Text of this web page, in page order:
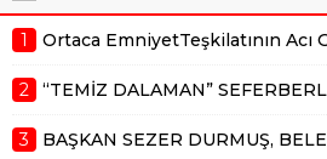
1 Ortaca EmniyetTeşkilatının Acı
2 “TEMİZ DALAMAN”
3 BAŞKAN SEZER DURMUŞ,